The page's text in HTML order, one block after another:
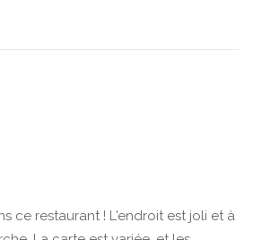
ce restaurant ! L'endroit est joli et à